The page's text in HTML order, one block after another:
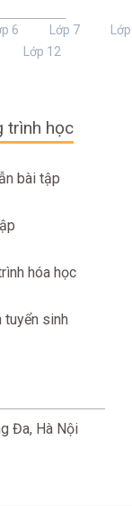
6 Lớp 7
Lớp
Lớp 12
trình học
bài tập
hóa học
tuyển sinh
Đa, Hà Nội